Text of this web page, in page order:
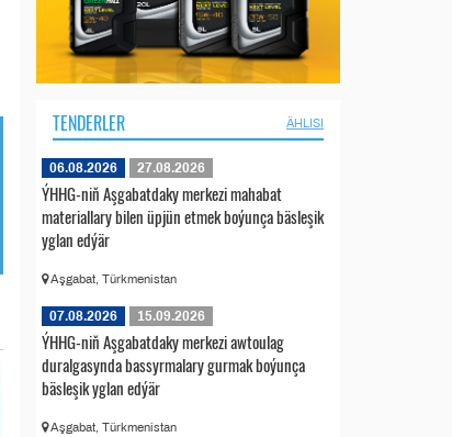
TENDERLER ÄHLISI
06.08.2026 27.08.2026
ÝHHG-niň Aşgabatdaky merkezi mahabat
materiallary bilen üpjün etmek boýunça bäsleşik
yglan edýär
Aşgabat, Türkmenistan
07.08.2026 15.09.2026
ÝHHG-niň Aşgabatdaky merkezi awtoulag
duralgasynda bassyrmalary gurmak boýunça
bäsleşik yglan edýär
Aşgabat, Türkmenistan